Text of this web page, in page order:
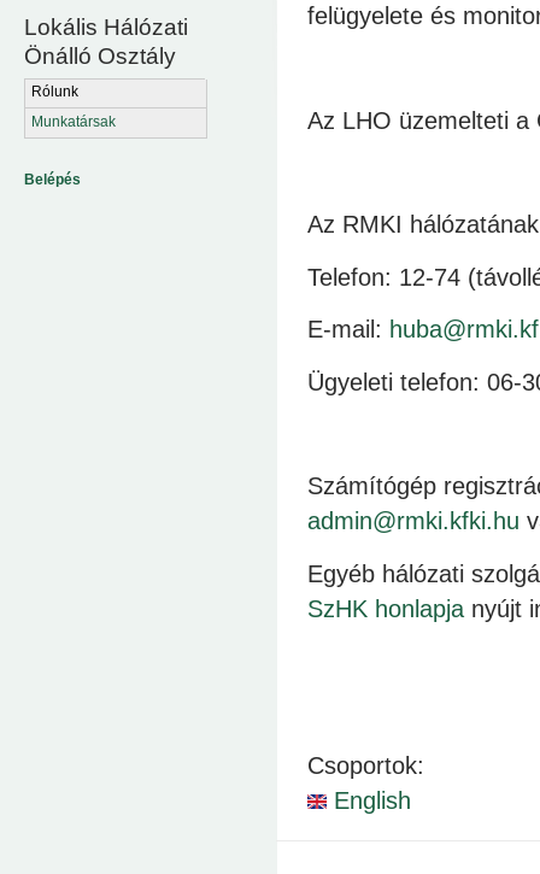
Lokális Hálózati
Önálló Osztály
Rólunk
Munkatársak
Belépés
felügyelete és
Az LHO üzemelteti
Az RMKI
Telefon: 12-74
E-mail:
Ügyeleti telefon: 06-
Számítógép
admin@rmki.kfki.hu
Egyéb hálózati
SzHK honlapja nyújt
Csoportok:
English